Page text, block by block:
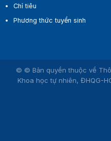
Chỉ tiêu
Phương thức tuyển sinh
© © Bản quyền thuộc về
Khoa học tự nhiên, ĐHQG-